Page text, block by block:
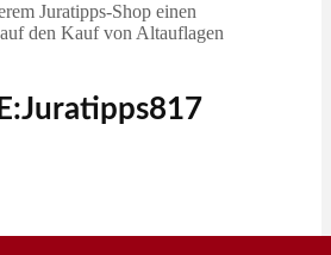
Juratipps-Shop einen
den Kauf von Altauflagen